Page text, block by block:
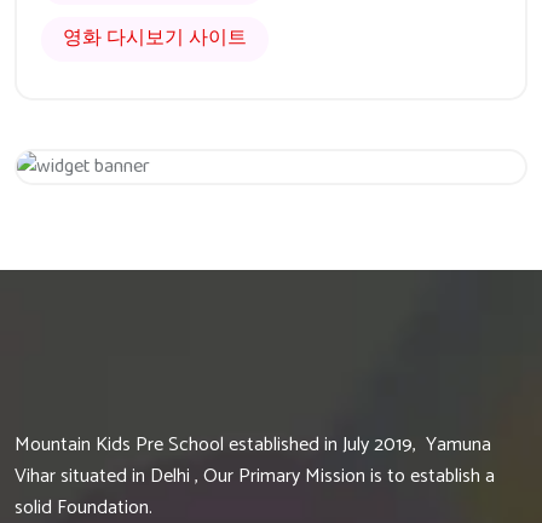
영화 다시보기 사이트
Mountain Kids Pre School established in July 2019, Yamuna
Vihar situated in Delhi , Our Primary Mission is to establish a
solid Foundation.